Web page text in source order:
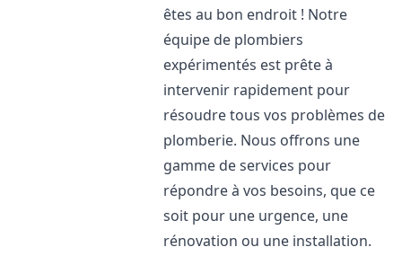
êtes au bon endroit ! Notre
équipe de plombiers
expérimentés est prête à
intervenir rapidement pour
résoudre tous vos problèmes de
plomberie. Nous offrons une
gamme de services pour
répondre à vos besoins, que ce
soit pour une urgence, une
rénovation ou une installation.